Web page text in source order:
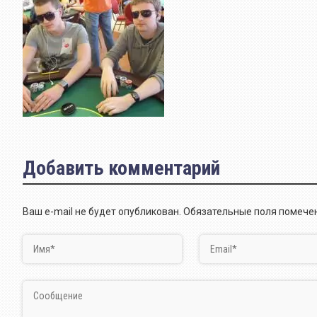
Добавить комментарий
Ваш e-mail не будет опубликован. Обязательные поля